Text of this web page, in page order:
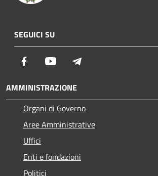
SEGUICI SU
Facebook Youtube
AMMINISTRAZIONE
Organi di Governo
Aree Amministrative
Uffici
Enti e fondazioni
Politici